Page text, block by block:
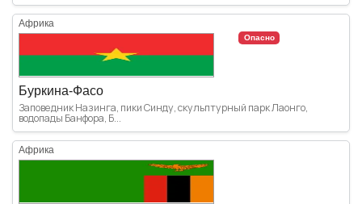
Африка
Опасно
Буркина-Фасо
Заповедник Назинга, пики Синду, скульптурный парк Лаонго,
водопады Банфора, Б...
Африка